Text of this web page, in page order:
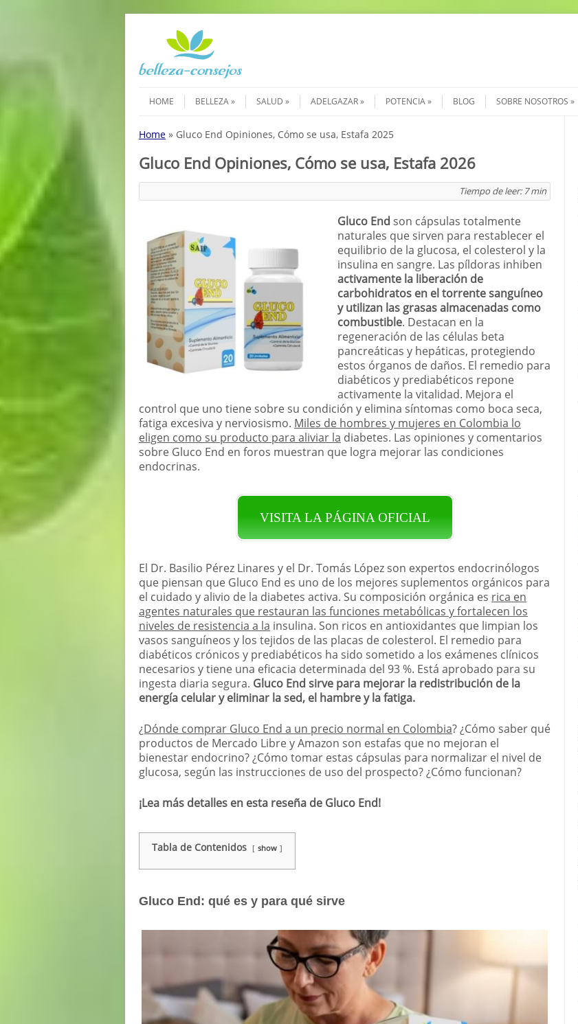
Menú
HOME
BELLEZA SALUD ADELGAZAR POTENCIA BLOG SOBRE NOSOTROS
Home » Gluco End Opiniones, Cómo se usa, Estafa 2025
Gluco End Opiniones, Cómo se usa, Estafa 2026
Tiempo de leer: 7 min
Gluco End son cápsulas totalmente
naturales que sirven para restablecer el
equilibrio de la glucosa, el colesterol y la
insulina en sangre. Las píldoras inhiben
activamente la liberación de
carbohidratos en el torrente sanguíneo
y utilizan las grasas almacenadas como
combustible. Destacan en la
regeneración de las células beta
pancreáticas y hepáticas, protegiendo
estos órganos de daños. El remedio para
diabéticos y prediabéticos repone
activamente la vitalidad. Mejora el
control que uno tiene sobre su condición y elimina síntomas como boca seca,
fatiga excesiva y nerviosismo. Miles de hombres y mujeres en Colombia lo
eligen como su producto para aliviar la diabetes. Las opiniones y comentarios
sobre Gluco End en foros muestran que logra mejorar las condiciones
endocrinas.
VISITA LA PÁGINA OFICIAL
El Dr. Basilio Pérez Linares y el Dr. Tomás López son expertos endocrinólogos
que piensan que Gluco End es uno de los mejores suplementos orgánicos para
el cuidado y alivio de la diabetes activa. Su composición orgánica es rica en
agentes naturales que restauran las funciones metabólicas y fortalecen los
niveles de resistencia a la insulina. Son ricos en antioxidantes que limpian los
vasos sanguíneos y los tejidos de las placas de colesterol. El remedio para
diabéticos crónicos y prediabéticos ha sido sometido a los exámenes clínicos
necesarios y tiene una eficacia determinada del 93 %. Está aprobado para su
ingesta diaria segura. Gluco End sirve para mejorar la redistribución de la
energía celular y eliminar la sed, el hambre y la fatiga.
¿Dónde comprar Gluco End a un precio normal en Colombia? ¿Cómo saber qué
productos de Mercado Libre y Amazon son estafas que no mejoran el
bienestar endocrino? ¿Cómo tomar estas cápsulas para normalizar el nivel de
glucosa, según las instrucciones de uso del prospecto? ¿Cómo funcionan?
¡Lea más detalles en esta reseña de Gluco End!
Tabla de Contenidos show
Gluco End: qué es y para qué sirve